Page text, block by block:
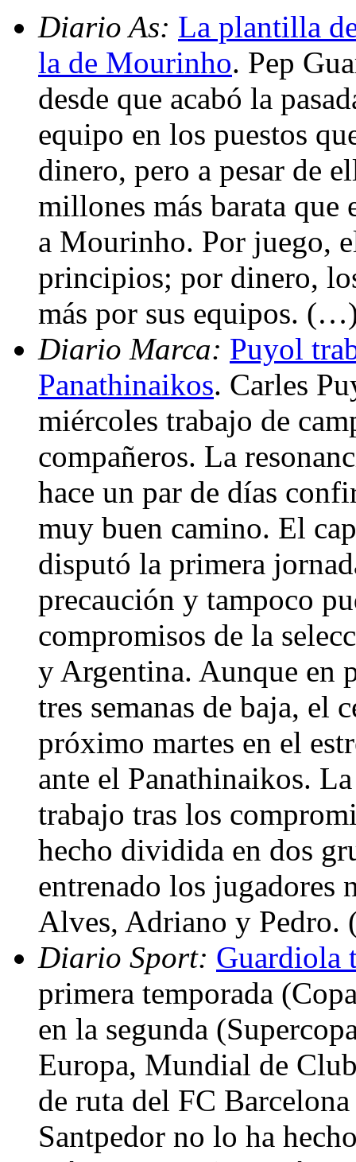
Diario As: La plantilla
la de Mourinho. Pep
desde que acabó la
equipo en los puestos
dinero, pero a pesar de
millones más barata
a Mourinho. Por juego,
principios; por dinero,
más por sus equipos.
Diario Marca: Puyol
Panathinaikos. Carles
miércoles trabajo de
compañeros. La
hace un par de días
muy buen camino. El
disputó la primera
precaución y tampoco
compromisos de la
y Argentina. Aunque en
tres semanas de baja, el
próximo martes en el
ante el Panathinaikos.
trabajo tras los
hecho dividida en dos
entrenado los jugadores
Alves, Adriano y
Diario Sport: Guardiola
primera temporada
en la segunda
Europa, Mundial de
de ruta del FC
Santpedor no lo ha